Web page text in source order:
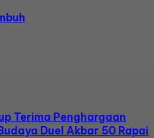
Terima Penghargaan
Duel Akbar 50 Rapai